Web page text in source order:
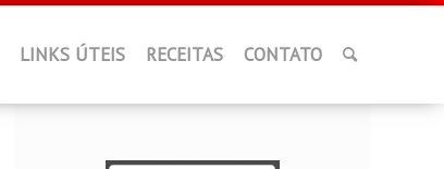
LINKS ÚTEIS RECEITAS CONTATO